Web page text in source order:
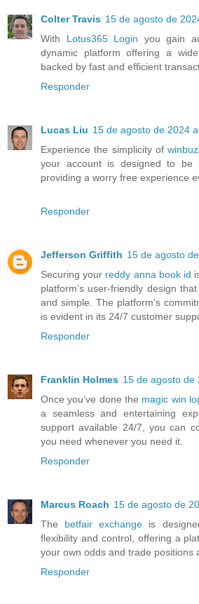
Colter Travis 15 de agosto de
With Lotus365 Login you gain
dynamic platform offering a
backed by fast and efficient
Responder
Lucas Liu 15 de agosto de 2024
Experience the simplicity of
your account is designed to be
providing a worry free experience
Responder
Jefferson Griffith 15 de agosto
Securing your reddy anna book id
platform’s user-friendly design
and simple. The platform’s
is evident in its 24/7 customer
Responder
Franklin Holmes 15 de agosto de
Once you’ve done the magic win
a seamless and entertaining
support available 24/7, you can
you need whenever you need it.
Responder
Marcus Roach 15 de agosto de
The betfair exchange is
flexibility and control, offering a
your own odds and trade positions
Responder